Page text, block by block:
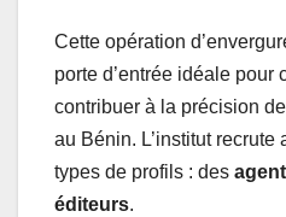
Cette opération
porte d’entrée idéale pour
contribuer à la précision
au Bénin. L’institut recrute
types de profils : des
éditeurs.